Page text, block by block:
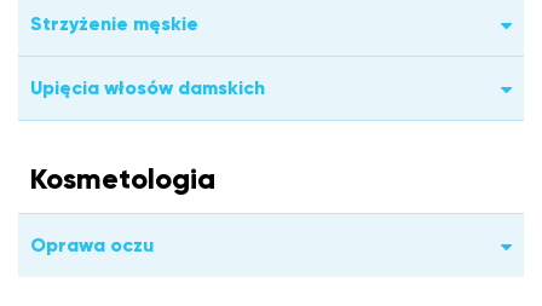
Strzyżenie męskie
Upięcia włosów damskich
Kosmetologia
Oprawa oczu